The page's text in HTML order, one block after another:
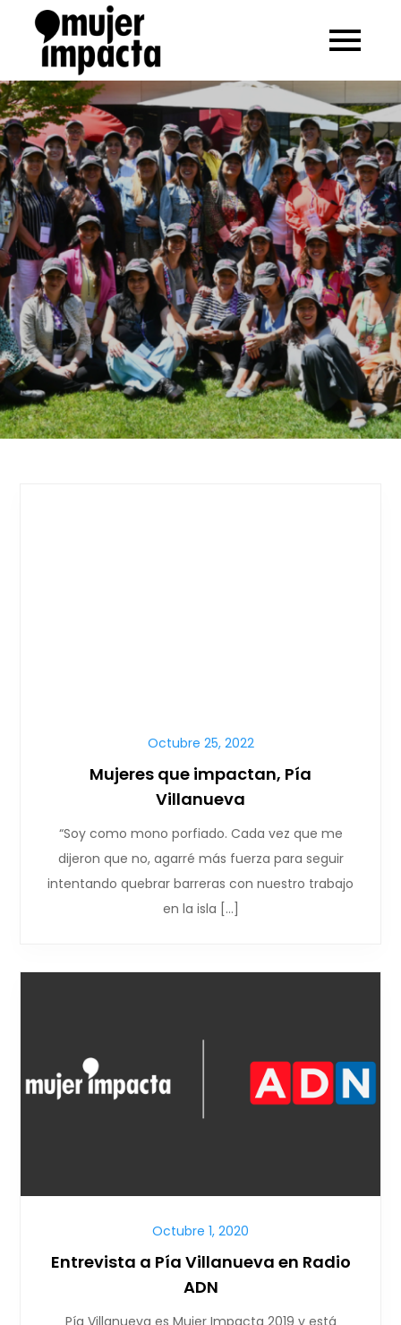
Octubre 25, 2022
Mujeres que impactan, Pía
Villanueva
“Soy como mono porfiado. Cada vez que me
dijeron que no, agarré más fuerza para seguir
intentando quebrar barreras con nuestro trabajo
en la isla […]
Octubre 1, 2020
Entrevista a Pía Villanueva en Radio
ADN
Pía Villanueva es Mujer Impacta 2019 y está